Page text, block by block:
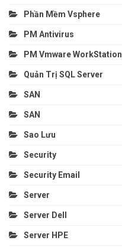
Phần Mềm Vsphere
PM Antivirus
PM Vmware WorkStation
Quản Trị SQL Server
SAN
SAN
Sao Lưu
Security
Security Email
Server
Server Dell
Server HPE